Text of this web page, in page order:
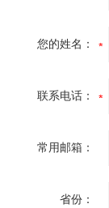
您的姓名：
联系电话：
常用邮箱：
省份：